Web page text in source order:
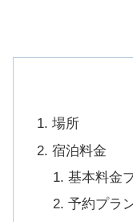
場所
宿泊料金
基本料金
予約プラ